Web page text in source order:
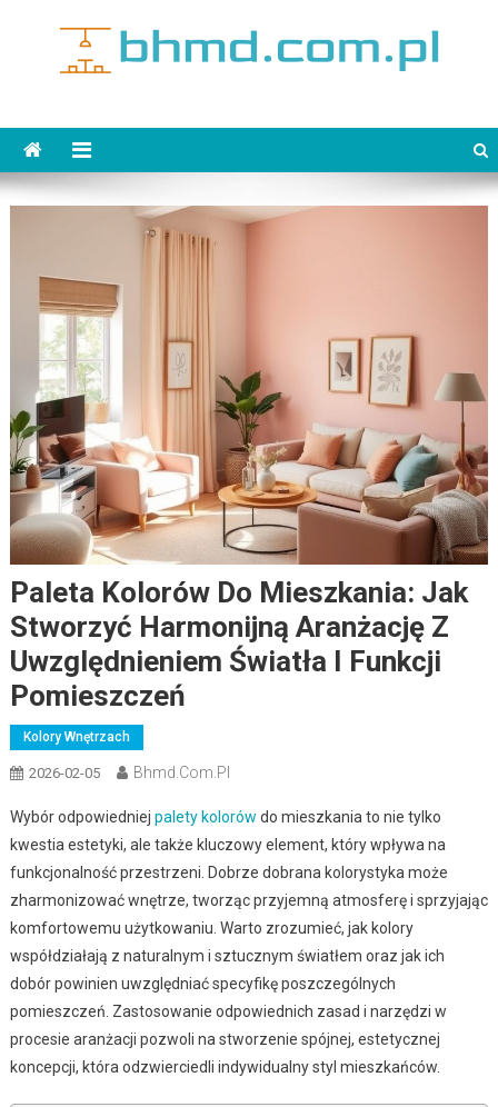
Paleta Kolorów Do Mieszkania: Jak
Stworzyć Harmonijną Aranżację Z
Uwzględnieniem Światła I Funkcji
Pomieszczeń
Kolory Wnętrzach
2026-02-05 Bhmd.com.pl
Wybór odpowiedniej palety kolorów do mieszkania to nie tylko
kwestia estetyki, ale także kluczowy element, który wpływa na
funkcjonalność przestrzeni. Dobrze dobrana kolorystyka może
zharmonizować wnętrze, tworząc przyjemną atmosferę i sprzyjając
komfortowemu użytkowaniu. Warto zrozumieć, jak kolory
współdziałają z naturalnym i sztucznym światłem oraz jak ich
dobór powinien uwzględniać specyfikę poszczególnych
pomieszczeń. Zastosowanie odpowiednich zasad i narzędzi w
procesie aranżacji pozwoli na stworzenie spójnej, estetycznej
koncepcji, która odzwierciedli indywidualny styl mieszkańców.